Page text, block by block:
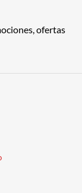
ofertas